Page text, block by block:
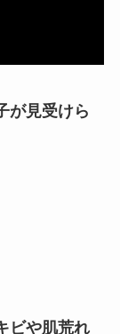
が見受けら
ビや肌荒れ